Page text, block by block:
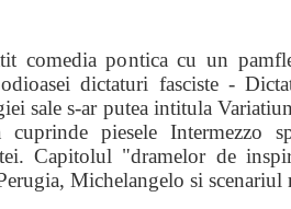
comedia pontica cu un
dictaturi fasciste -
sale s-ar putea intitula
piesele Intermezzo
Capitolul "dramelor de
Michelangelo si